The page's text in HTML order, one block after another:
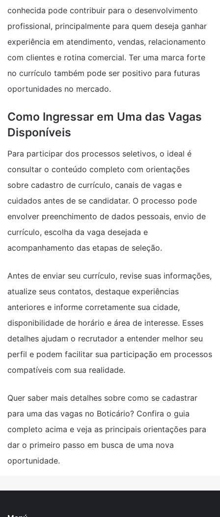
conhecida pode contribuir para o desenvolvimento
profissional, principalmente para quem deseja ganhar
experiência em atendimento, vendas, relacionamento
com clientes e rotina comercial. Ter uma marca forte
no currículo também pode ser positivo para futuras
oportunidades no mercado.
Como Ingressar em Uma das Vagas
Disponíveis
Para participar dos processos seletivos, o ideal é
consultar o conteúdo completo com orientações
sobre cadastro de currículo, canais de vagas e
cuidados antes de se candidatar. O processo pode
envolver preenchimento de dados pessoais, envio de
currículo, escolha da vaga desejada e
acompanhamento das etapas de seleção.
Antes de enviar seu currículo, revise suas informações,
atualize seus contatos, destaque experiências
anteriores e informe corretamente sua cidade,
disponibilidade de horário e área de interesse. Esses
detalhes ajudam o recrutador a entender melhor seu
perfil e podem facilitar sua participação em processos
compatíveis com sua realidade.
Quer saber mais detalhes sobre como se cadastrar
para uma das vagas no Boticário? Confira o guia
completo acima e veja as principais orientações para
dar o primeiro passo em busca de uma nova
oportunidade.